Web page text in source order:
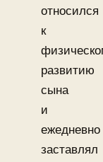
относился
к
развитию
сына
и
ежедневно
заставлял